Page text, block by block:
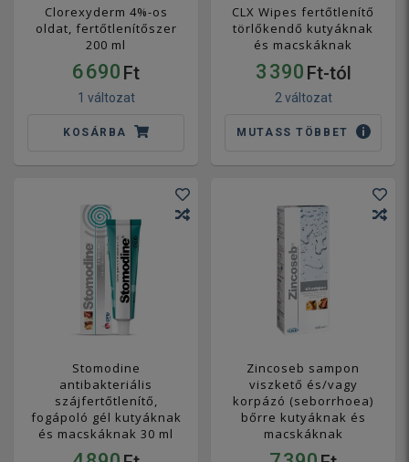
Clorexyderm 4%-os
oldat, fertőtlenítőszer
200 ml
6 690 Ft
1 változat
KOSÁRBA
CLX Wipes fertőtlenítő
törlőkendő kutyáknak
és macskáknak
3 390 Ft-tól
2 változat
MUTASS TÖBBET
Stomodine
antibakteriális
szájfertőtlenítő,
fogápoló gél kutyáknak
és macskáknak 30 ml
Zincoseb sampon
viszkető és/vagy
korpázó (seborrhoea)
bőrre kutyáknak és
macskáknak